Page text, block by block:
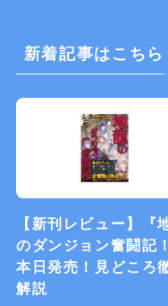
新着記事はこちら
【新刊レビュー】『
のダンジョン奮闘記
本日発売！見どころ
解説